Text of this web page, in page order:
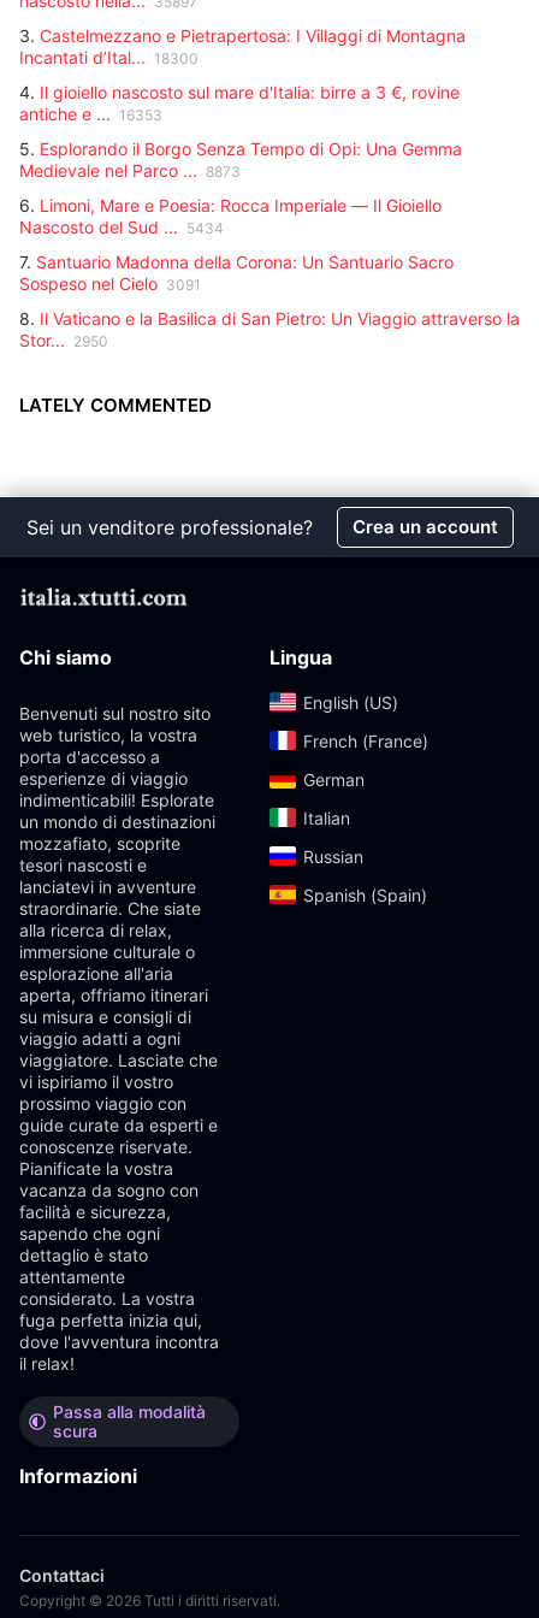
3. Castelmezzano e Pietrapertosa: I Villaggi di Montagna
Incantati d’Ital... 18300
4. Il gioiello nascosto sul mare d'Italia: birre a 3 €, rovine
antiche e ... 16353
5. Esplorando il Borgo Senza Tempo di Opi: Una Gemma
Medievale nel Parco ... 8873
6. Limoni, Mare e Poesia: Rocca Imperiale — Il Gioiello
Nascosto del Sud ... 5434
7. Santuario Madonna della Corona: Un Santuario Sacro
Sospeso nel Cielo 3091
8. Il Vaticano e la Basilica di San Pietro: Un Viaggio attraverso la
Stor... 2950
LATELY COMMENTED
Sei un venditore professionale? Crea un account
Chi siamo
Benvenuti sul nostro sito
web turistico, la vostra
porta d'accesso a
esperienze di viaggio
indimenticabili! Esplorate
un mondo di destinazioni
mozzafiato, scoprite
tesori nascosti e
lanciatevi in ​​avventure
straordinarie. Che siate
alla ricerca di relax,
immersione culturale o
esplorazione all'aria
aperta, offriamo itinerari
su misura e consigli di
viaggio adatti a ogni
viaggiatore. Lasciate che
vi ispiriamo il vostro
prossimo viaggio con
guide curate da esperti e
conoscenze riservate.
Pianificate la vostra
vacanza da sogno con
facilità e sicurezza,
sapendo che ogni
dettaglio è stato
attentamente
considerato. La vostra
fuga perfetta inizia qui,
dove l'avventura incontra
il relax!
Passa alla modalità
scura
Lingua
English (US)‎
French (France)‎
German‎
Italian‎
Russian‎
Spanish (Spain)‎
Informazioni
Contattaci
Copyright © 2026 Tutti i diritti riservati.